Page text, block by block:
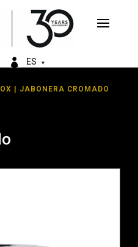
 ES
| JABONERA CROMADO